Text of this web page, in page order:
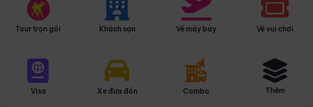
Tour trọn gói Khách sạn Vé máy bay Vé vui chơi
Visa Xe đưa đón Combo Thêm